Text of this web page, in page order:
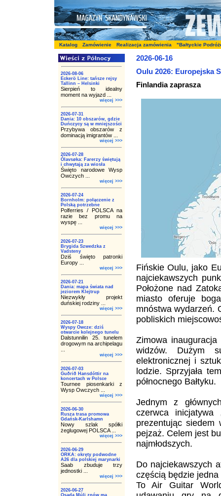
Katalog Zamówienie Realizacja zamówienia "Bałtyckie
2026-08-06
Eckerö Line: tańsze rejsy
Tallinn – Helsinki
Sierpień to idealny
moment na wyjazd ...
więcej >>>
2026-07-31
Dania: 10 obszarów, gdzie
Duńczycy są w mniejszości
Przybywa obszarów z
dominacją imigrantów ...
więcej >>>
2026-07-28
Ólavsøka: Farerzy świętują
i chwytają za wiosła
Święto narodowe Wysp
Owczych ...
więcej >>>
2026-07-24
Bornholm: połączenie z
Polską potrzebne
Polferries / POLSCA na
razie bez promu na
wyspę ...
więcej >>>
2026-07-23
Brygida Szwedzka z
Vadsteny
Dziś święto patronki
Europy ...
więcej >>>
2026-07-21
Dania: mapa świata nad
jeziorem Klejtrup
Niezwykły projekt
duńskiej rodziny ...
więcej >>>
2026-07-18
Wyspy Owcze: dziś
otwarcie kolejnego tunelu
Dalstunnilin 25. tunelem
drogowym na archipelagu
więcej >>>
2026-07-03
Guðrið Hansdóttir na
koncertach w Polsce
Tournee piosenkarki z
Wysp Owczych ...
więcej >>>
2026-06-30
Rusza trasa promowa
Gdańsk-Karlshamn
Nowy szlak spółki
żeglugowej POLSCA ...
więcej >>>
2026-06-29
ORKA: okręty podwodne
A26 dla polskiej marynarki
Saab zbuduje trzy
jednostki ...
więcej >>>
2026-06-27
Osada Múli znów ma
2026-06-16
Oulu 2026: Europejska
Finlandia zaprasza
Fińskie Oulu, jako
najciekawszych
Położone nad
miasto oferuje
mnóstwa wydarzeń.
pobliskich
Zimowa
widzów. Dużym
elektronicznej i
lodzie. Sprzyjała
północnego Bałtyku.
Jednym z
czerwca
prezentując siedem
pejzaż. Celem jest
najmłodszych.
Do najciekawszych
częścią będzie
To Air Guitar